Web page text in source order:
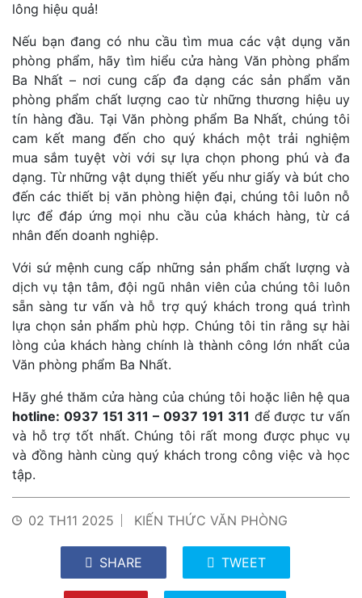
lông hiệu quả!
Nếu bạn đang có nhu cầu tìm mua các vật dụng văn
phòng phẩm, hãy tìm hiểu cửa hàng Văn phòng phẩm
Ba Nhất – nơi cung cấp đa dạng các sản phẩm văn
phòng phẩm chất lượng cao từ những thương hiệu uy
tín hàng đầu. Tại Văn phòng phẩm Ba Nhất, chúng tôi
cam kết mang đến cho quý khách một trải nghiệm
mua sắm tuyệt vời với sự lựa chọn phong phú và đa
dạng. Từ những vật dụng thiết yếu như giấy và bút cho
đến các thiết bị văn phòng hiện đại, chúng tôi luôn nỗ
lực để đáp ứng mọi nhu cầu của khách hàng, từ cá
nhân đến doanh nghiệp.
Với sứ mệnh cung cấp những sản phẩm chất lượng và
dịch vụ tận tâm, đội ngũ nhân viên của chúng tôi luôn
sẵn sàng tư vấn và hỗ trợ quý khách trong quá trình
lựa chọn sản phẩm phù hợp. Chúng tôi tin rằng sự hài
lòng của khách hàng chính là thành công lớn nhất của
Văn phòng phẩm Ba Nhất.
Hãy ghé thăm cửa hàng của chúng tôi hoặc liên hệ qua
hotline: 0937 151 311 – 0937 191 311 để được tư vấn
và hỗ trợ tốt nhất. Chúng tôi rất mong được phục vụ
và đồng hành cùng quý khách trong công việc và học
tập.
02 TH11 2025 KIẾN THỨC VĂN PHÒNG
SHARE TWEET